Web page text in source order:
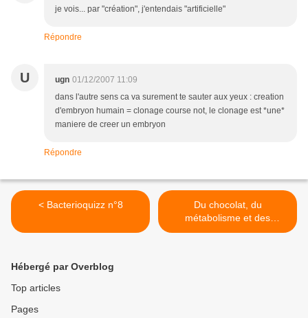
je vois... par "création", j'entendais "artificielle"
Répondre
U ugn 01/12/2007 11:09
dans l'autre sens ca va surement te sauter aux yeux : creation
d'embryon humain = clonage course not, le clonage est *une*
maniere de creer un embryon
Répondre
< Bacterioquizz n°8
Du chocolat, du
métabolisme et des
bactéries >
Hébergé par Overblog
Top articles
Pages